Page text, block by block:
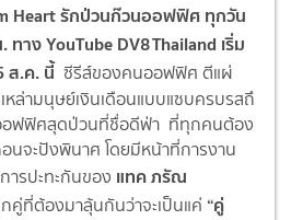
Heart รักป่วนก๊วนออฟฟิศทุกวัน
าง YouTube DV8 Thailand เริ่ม
ส.ค. นี้ ซีรีส์ของคนออฟฟิศ ตีแผ่
หล่ามนุษย์เงินเดือนแบบแซบครบรสถึ
อฟฟิศสุดป่วนที่ชื่อดีฟ่า ที่ทุกคนต้อง
นจะปังพินาศ โดยมีหน้าที่การงาน
ารปะทะกันของ แทค ภรัณ
คู่ที่ต้องมาลุ้นกันว่าจะเป็นแค่ “คู่